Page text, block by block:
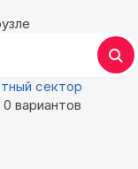
сектор
вариантов